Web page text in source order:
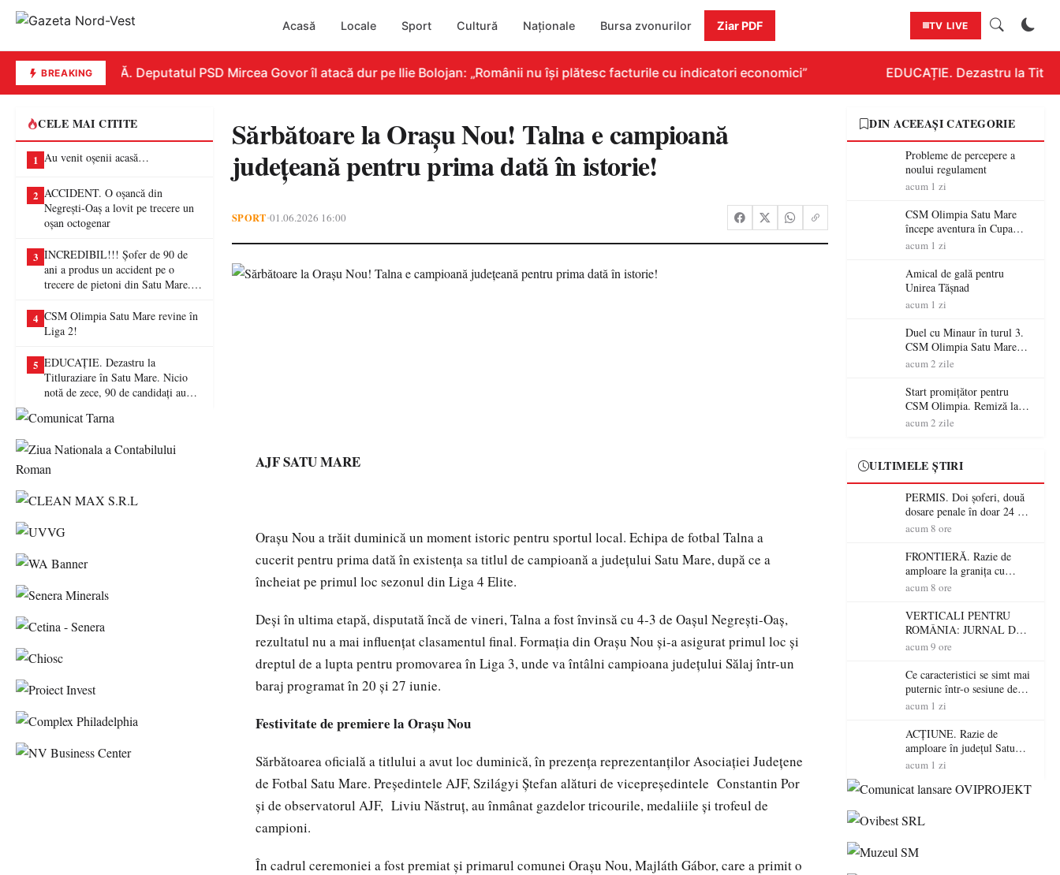
Acasă Locale Sport Cultură Naționale Bursa zvonurilor Ziar PDF TV LIVE
BREAKING
REPLICĂ. Deputatul PSD Mircea Govor îl atacă dur pe Ilie Bolojan: „Românii nu își plătesc facturile cu indicatori economici” EDUCAȚIE. Dezastru la
CELE MAI CITITE
1 Au venit oșenii acasă…
2 ACCIDENT. O oșancă din
Negrești-Oaș a lovit pe trecere un
oșan octogenar
3 INCREDIBIL!!! Șofer de 90 de
ani a produs un accident pe o
trecere de pietoni din Satu Mare. O
4 CSM Olimpia Satu Mare revine în
Liga 2!
5 EDUCAȚIE. Dezastru la
Titluraziare în Satu Mare. Nicio
notă de zece, 90 de candidați au
Sărbătoare la Orașu Nou! Talna e campioană
județeană pentru prima dată în istorie!
SPORT•01.06.2026 16:00
AJF SATU MARE
Orașu Nou a trăit duminică un moment istoric pentru sportul local. Echipa de fotbal Talna a
cucerit pentru prima dată în existența sa titlul de campioană a județului Satu Mare, după ce a
încheiat pe primul loc sezonul din Liga 4 Elite.
Deși în ultima etapă, disputată încă de vineri, Talna a fost învinsă cu 4-3 de Oașul Negrești-Oaș,
rezultatul nu a mai influențat clasamentul final. Formația din Orașu Nou și-a asigurat primul loc și
dreptul de a lupta pentru promovarea în Liga 3, unde va întâlni campioana județului Sălaj într-un
baraj programat în 20 și 27 iunie.
Festivitate de premiere la Orașu Nou
Sărbătoarea oficială a titlului a avut loc duminică, în prezența reprezentanților Asociației Județene
de Fotbal Satu Mare. Președintele AJF, Szilágyi Ștefan alături de vicepreședintele Constantin Por
și de observatorul AJF, Liviu Năstruț, au înmânat gazdelor tricourile, medaliile și trofeul de
campioni.
În cadrul ceremoniei a fost premiat și primarul comunei Orașu Nou, Majláth Gábor, care a primit o
DIN ACEEAȘI CATEGORIE
Probleme de percepere a
noului regulament
acum 1 zi
CSM Olimpia Satu Mare
începe aventura în Cupa
României la Baia Mare
acum 1 zi
Amical de gală pentru
Unirea Tășnad
acum 1 zi
Duel cu Minaur în turul 3.
CSM Olimpia Satu Mare
începe aventura în Cupa
acum 2 zile
Start promițător pentru
CSM Olimpia. Remiză la
Dumbrăvița în debutul
acum 2 zile
ULTIMELE ȘTIRI
PERMIS. Doi șoferi, două
dosare penale în doar 24 de
ore la Petea! Unul avea
nu a avut niciodată permis
acum 8 ore
FRONTIERĂ. Razie de
amploare la granița cu
Ungaria! 800 de persoane și
verificate
acum 8 ore
VERTICALI PENTRU
ROMÂNIA: JURNAL DE
CĂLĂTORIE FIJET
acum 9 ore
Ce caracteristici se simt mai
puternic într-o sesiune de
distracție la sloturi online:
RTP?
acum 1 zi
ACȚIUNE. Razie de
amploare în județul Satu
Mare! Polițiștii au dat sute
șoferi fără permis într-o
acum 1 zi